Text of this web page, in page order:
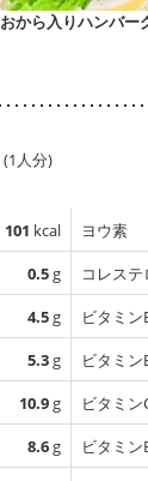
おから入りハンバー
(1人分)
101 kcal
0.5g
4.5g
5.3g
10.9g
8.6g
ヨウ素
コレス
ビタミン
ビタミン
ビタミン
ビタミン